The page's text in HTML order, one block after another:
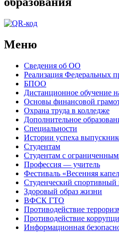
Меню
Сведения об ОО
Реализация Федеральных
БПОО
Дистанционное обучение
Основы финансовой
Охрана труда в колледже
Дополнительное
Специальности
Истории успеха
Студентам
Студентам с
Профессия — учитель
Фестиваль «Весенняя
Студенческий
Здоровый образ жизни
ВФСК ГТО
Противодействие
Противодействие
Информационная